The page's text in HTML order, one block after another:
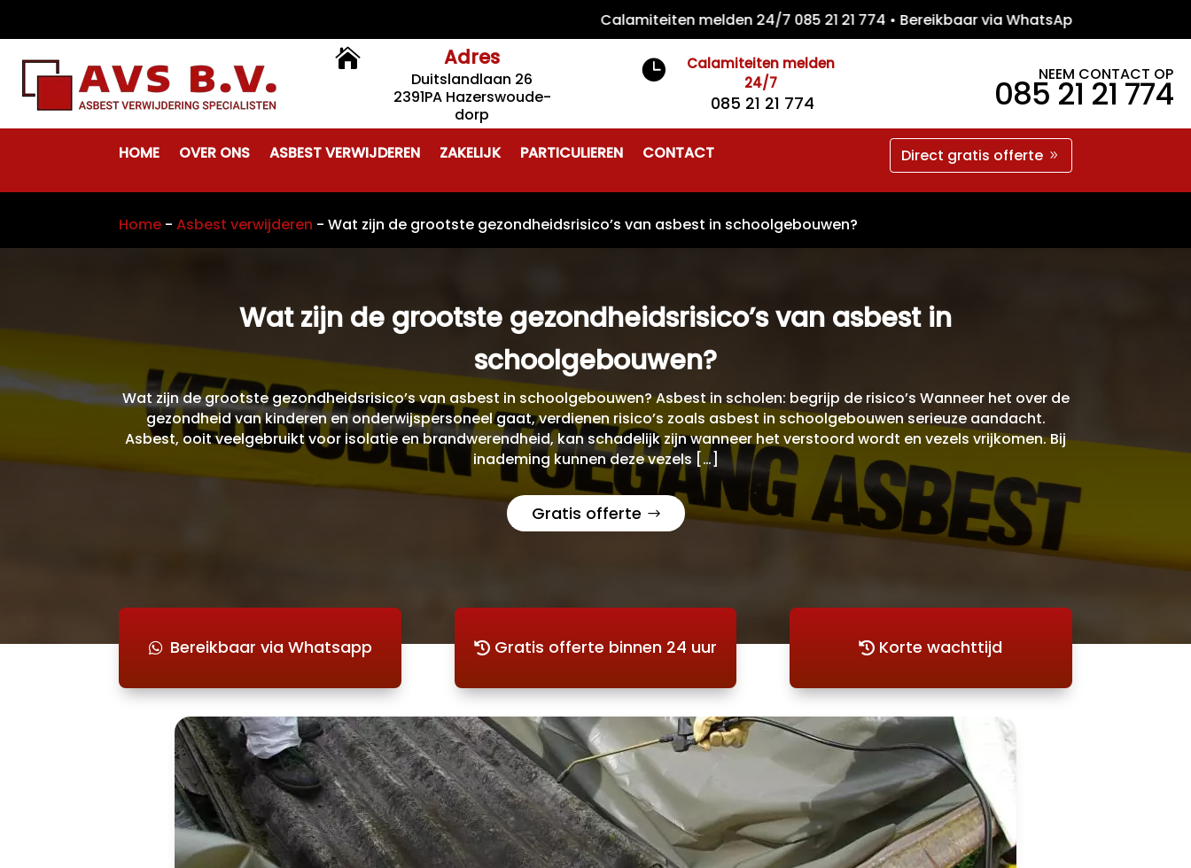
Calamiteiten melden 24/7 085 21 21 774 • Bereikbaar via WhatsApp •
 Adres
Duitslandlaan 26
2391PA Hazerswoude-
dorp

Calamiteiten melden
24/7
085 21 21 774
NEEM CONTACT OP
085 21 21 774
HOME OVER ONS ASBEST VERWIJDEREN ZAKELIJK PARTICULIEREN CONTACT Direct gratis offerte
Home -Asbest verwijderen -Wat zijn de grootste gezondheidsrisico’s van asbest in schoolgebouwen?
Wat zijn de grootste gezondheidsrisico’s van asbest in
schoolgebouwen?
Wat zijn de grootste gezondheidsrisico’s van asbest in schoolgebouwen? Asbest in scholen: begrijp de risico’s Wanneer het over de
gezondheid van kinderen en onderwijspersoneel gaat, verdienen risico’s zoals asbest in schoolgebouwen serieuze aandacht.
Asbest, ooit veelgebruikt voor isolatie en brandwerendheid, kan schadelijk zijn wanneer het verstoord wordt en vezels vrijkomen. Bij
inademing kunnen deze vezels […]
Gratis offerte
Bereikbaar via Whatsapp Gratis offerte binnen 24 uur Korte wachttijd